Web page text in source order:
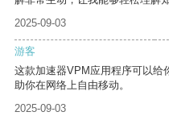
2025-09-03
游客
这款加速器VPM应用程序可以给
助你在网络上自由移动。
2025-09-03